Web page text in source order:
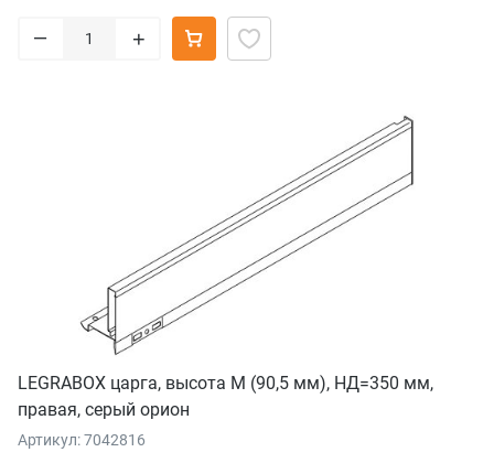
– +
LEGRABOX царга, высота M (90,5 мм), НД=350 мм,
правая, серый орион
Артикул: 7042816